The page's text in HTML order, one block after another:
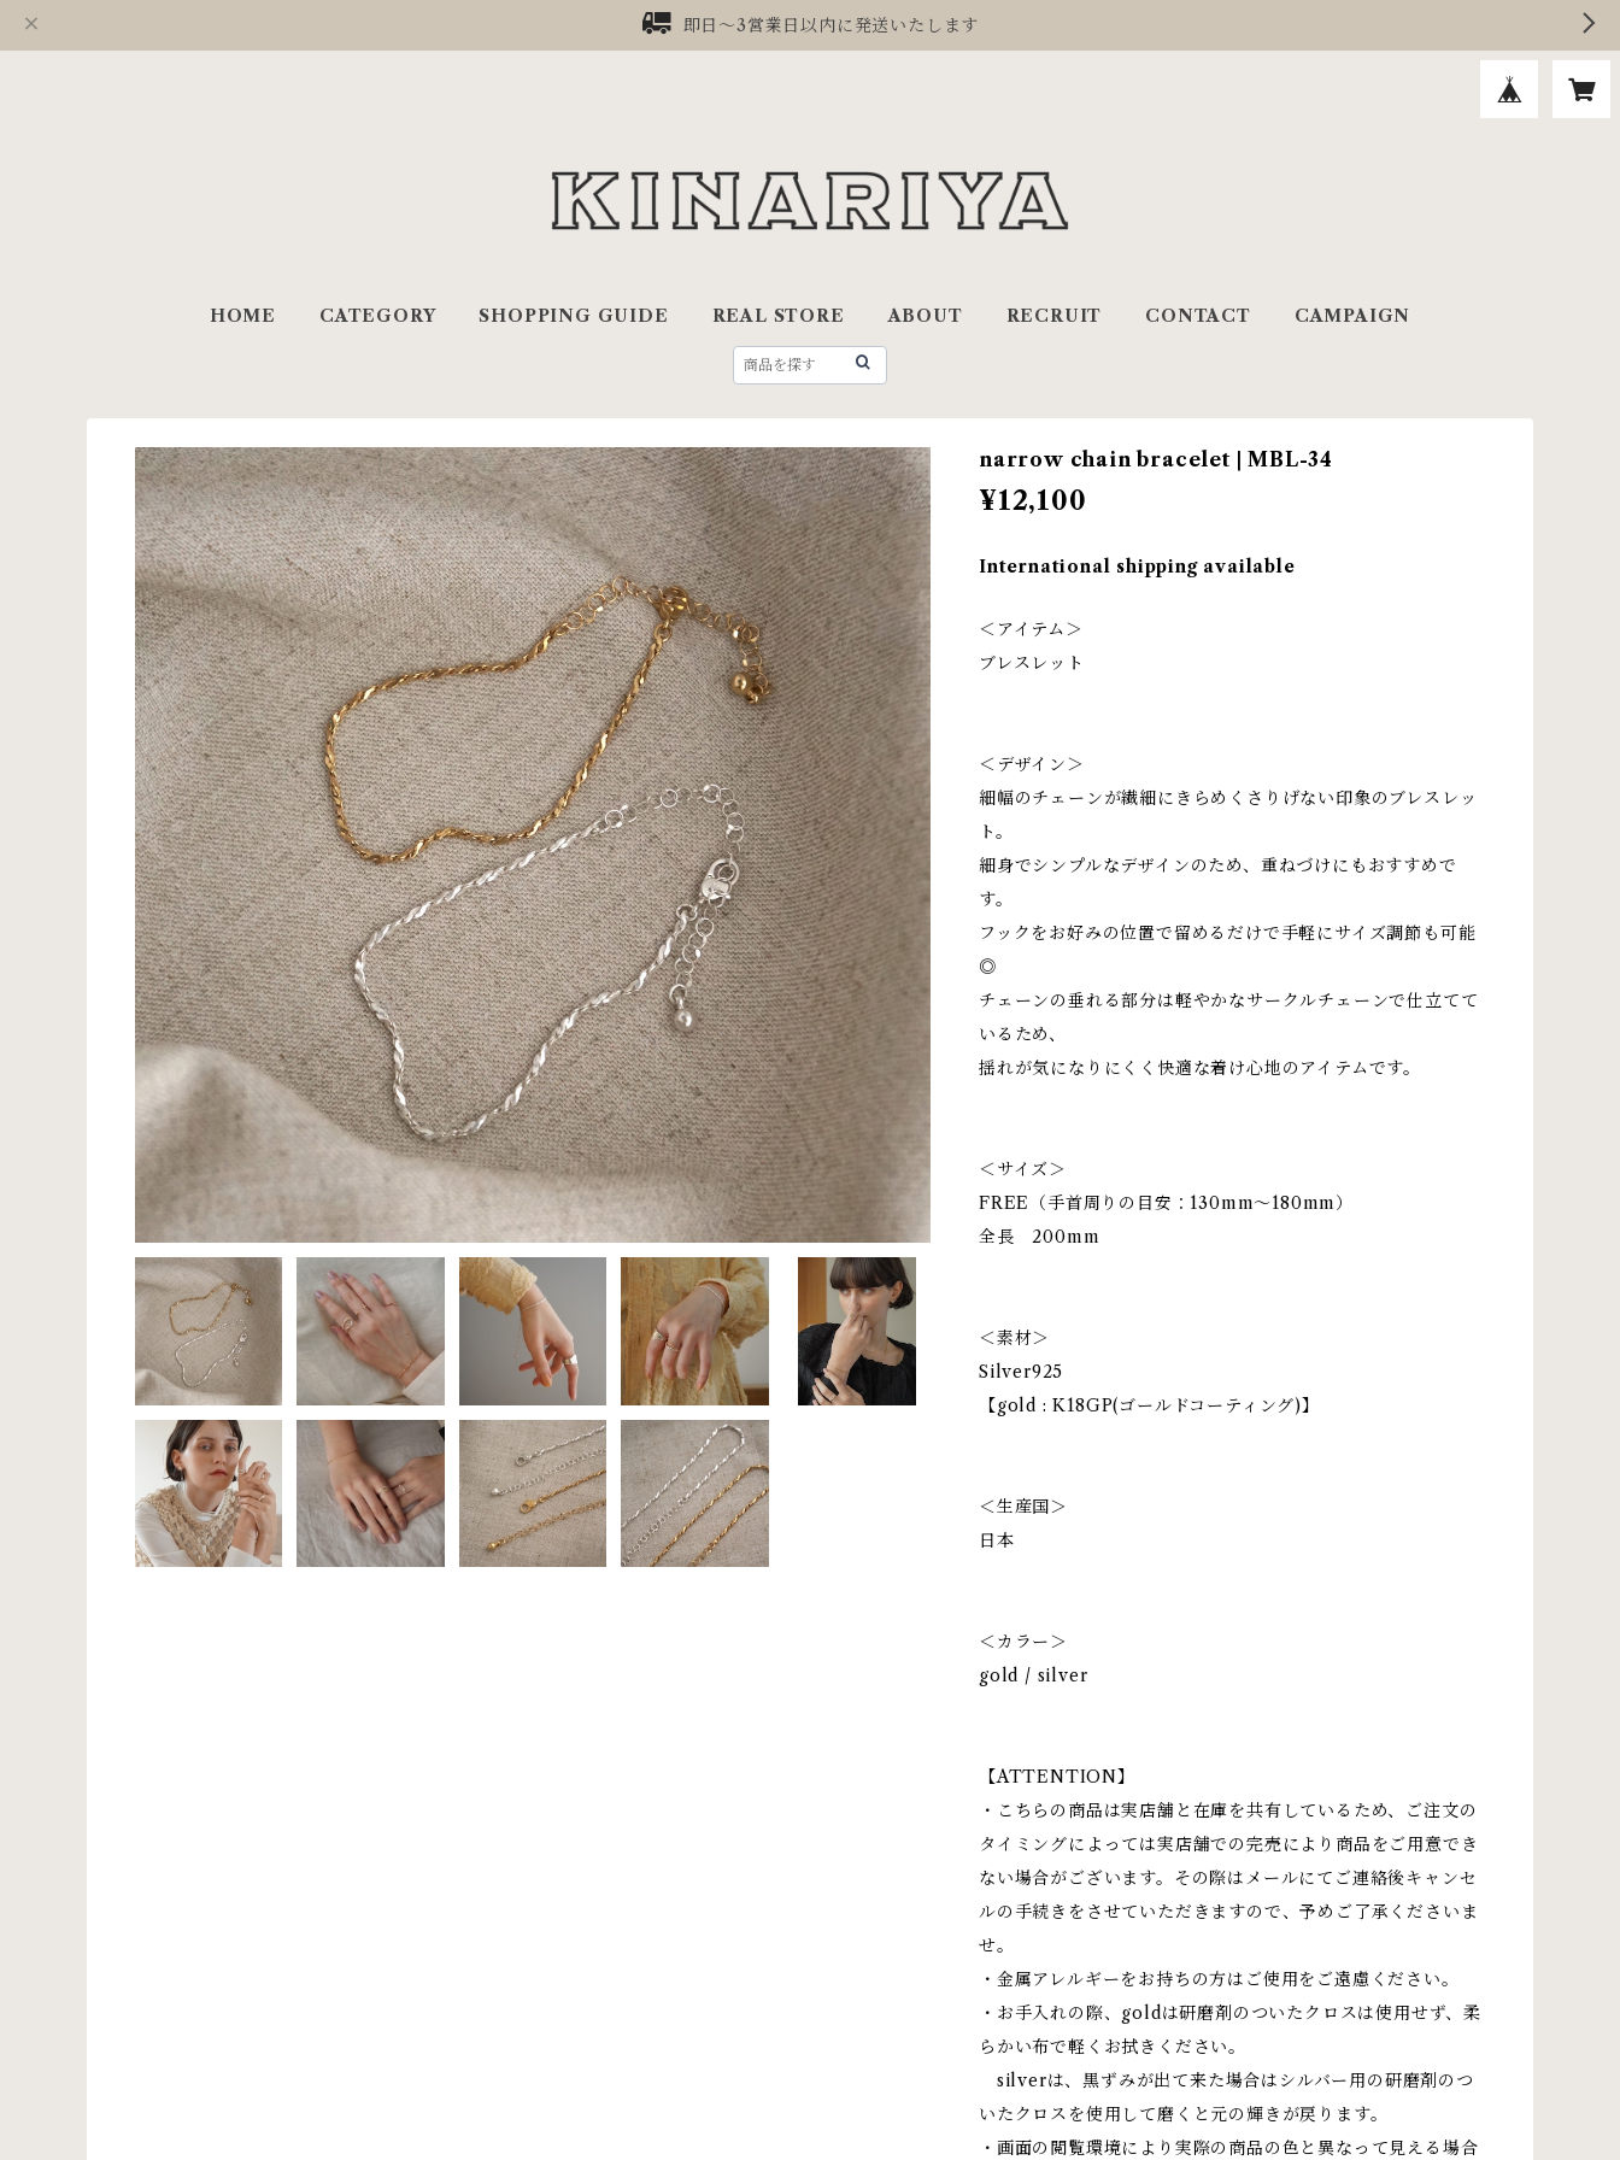
即日〜3営業日以内に発送いたします
HOME CATEGORY SHOPPING GUIDE REAL STORE ABOUT RECRUIT CONTACT CAMPAIGN
narrow chain bracelet | MBL-34
¥12,100
International shipping available
＜アイテム＞
ブレスレット
＜デザイン＞
細幅のチェーンが繊細にきらめくさりげない印象のブレスレッ
ト。
細身でシンプルなデザインのため、重ねづけにもおすすめで
す。
フックをお好みの位置で留めるだけで手軽にサイズ調節も可能
◎
チェーンの垂れる部分は軽やかなサークルチェーンで仕立てて
いるため、
揺れが気になりにくく快適な着け心地のアイテムです。
＜サイズ＞
FREE（手首周りの目安：130mm〜180mm）
全長 200mm
＜素材＞
Silver925
【gold : K18GP(ゴールドコーティング)】
＜生産国＞
日本
＜カラー＞
gold / silver
【ATTENTION】
・こちらの商品は実店舗と在庫を共有しているため、ご注文の
タイミングによっては実店舗での完売により商品をご用意でき
ない場合がございます。その際はメールにてご連絡後キャンセ
ルの手続きをさせていただきますので、予めご了承くださいま
せ。
・金属アレルギーをお持ちの方はご使用をご遠慮ください。
・お手入れの際、goldは研磨剤のついたクロスは使用せず、柔
らかい布で軽くお拭きください。
silverは、黒ずみが出て来た場合はシルバー用の研磨剤のつ
いたクロスを使用して磨くと元の輝きが戻ります。
・画面の閲覧環境により実際の商品の色と異なって見える場合